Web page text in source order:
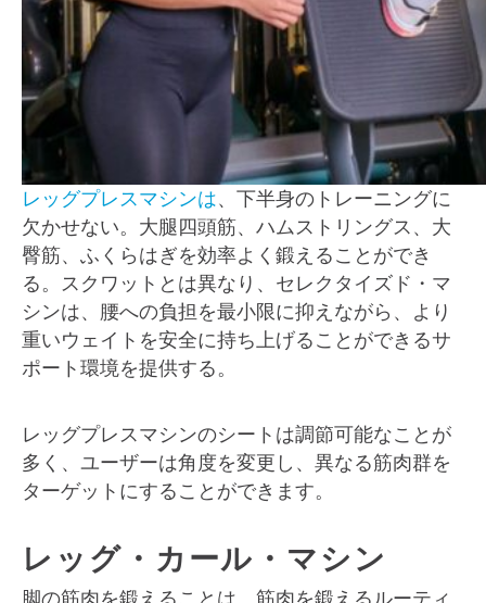
レッグプレスマシンは、下半身のトレーニングに
欠かせない。大腿四頭筋、ハムストリングス、大
臀筋、ふくらはぎを効率よく鍛えることができ
る。スクワットとは異なり、セレクタイズド・マ
シンは、腰への負担を最小限に抑えながら、より
重いウェイトを安全に持ち上げることができるサ
ポート環境を提供する。
レッグプレスマシンのシートは調節可能なことが
多く、ユーザーは角度を変更し、異なる筋肉群を
ターゲットにすることができます。
レッグ・カール・マシン